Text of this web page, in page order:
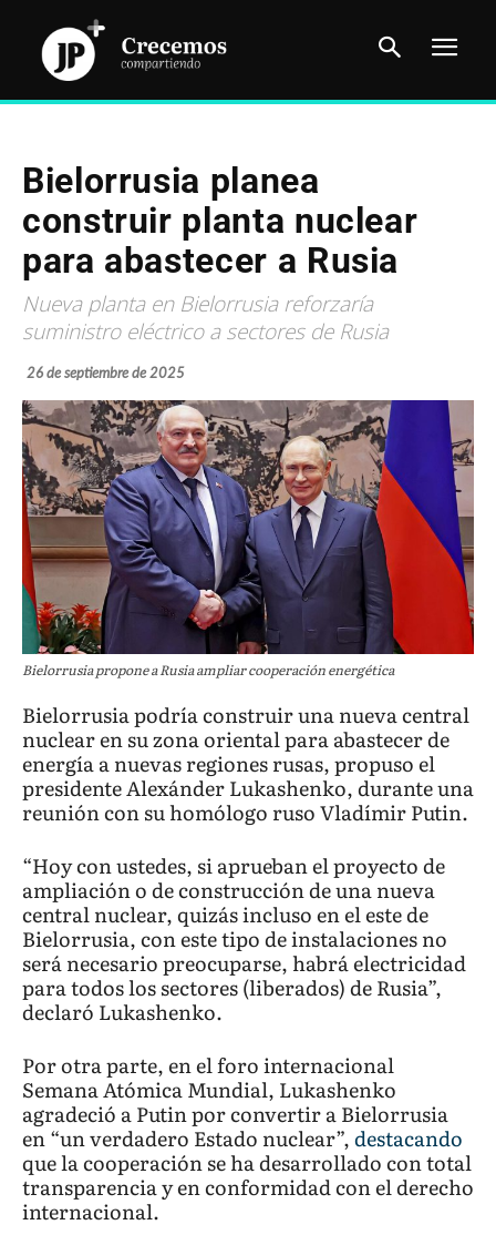
Bielorrusia planea
construir planta nuclear
para abastecer a Rusia
Nueva planta en Bielorrusia reforzaría
suministro eléctrico a sectores de Rusia
26 de septiembre de 2025
Bielorrusia propone a Rusia ampliar cooperación energética
Bielorrusia podría construir una nueva central
nuclear en su zona oriental para abastecer de
energía a nuevas regiones rusas, propuso el
presidente Alexánder Lukashenko, durante una
reunión con su homólogo ruso Vladímir Putin.
“Hoy con ustedes, si aprueban el proyecto de
ampliación o de construcción de una nueva
central nuclear, quizás incluso en el este de
Bielorrusia, con este tipo de instalaciones no
será necesario preocuparse, habrá electricidad
para todos los sectores (liberados) de Rusia”,
declaró Lukashenko.
Por otra parte, en el foro internacional
Semana Atómica Mundial, Lukashenko
agradeció a Putin por convertir a Bielorrusia
en “un verdadero Estado nuclear”,destacando
que la cooperación se ha desarrollado con total
transparencia y en conformidad con el derecho
internacional.